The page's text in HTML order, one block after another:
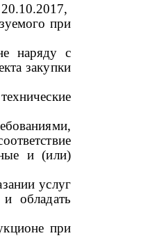
при
наряду с
закупки
и (или)
услуг
обладать
при